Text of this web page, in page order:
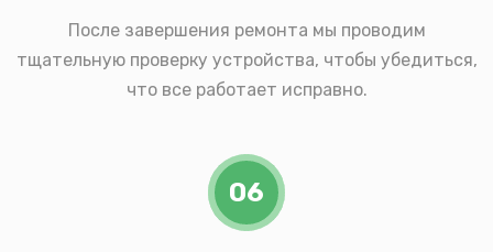
После завершения ремонта мы проводим
тщательную проверку устройства, чтобы убедиться,
что все работает исправно.
06